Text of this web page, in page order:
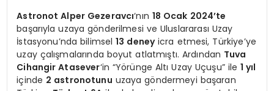
Astronot Alper Gezeravcı‘nın 18 Ocak 2024’te
başarıyla uzaya gönderilmesi ve Uluslararası Uzay
İstasyonu’nda bilimsel13 deneyicra etmesi, Türkiye’ye
uzay çalışmalarında boyut atlatmıştı. Ardından Tuva
Cihangir Atasever‘in “Yörünge Altı Uzay Uçuşu” ile1 yıl
içinde 2 astronotunu uzaya göndermeyi başaran